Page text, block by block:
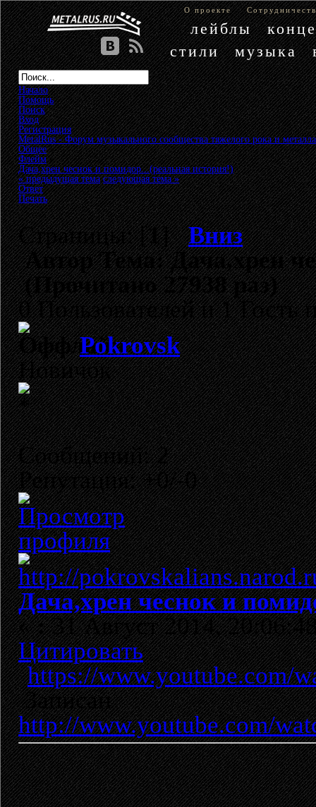
О проекте
лейблы
стили
музыка
Начало
Помощь
Поиск
Вход
Регистрация
MetalRus - Форум музыкального сообщества тяжелого рока и металла
Общее»
Флейм»
Дача,хрен чеснок и помидор...(реальная история!)
« предыдущая тема следующая тема »
Ответ
Печать
Страницы: [1]Вниз
АвторТема: Дача,хрен
(Прочитано 27938 раз)
0 Пользователей и 1 Гость
Pokrovsk
Новичок
Сообщений: 2
Репутация: +0/-0
Дача,хрен чеснок и
«:31 Август 2014,
Цитировать
https://www.youtube.com/
Записан
http://www.youtube.com/